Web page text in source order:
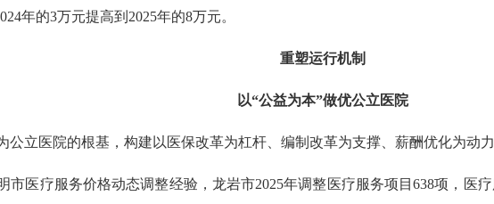
年的3万元提高到2025年的8万元。
重塑运行机制
以“公益为本”做优公立医院
医院的根基，构建以医保改革为杠杆、编制改革为支撑、薪酬优化为动力
疗服务价格动态调整经验，龙岩市2025年调整医疗服务项目638项，医疗